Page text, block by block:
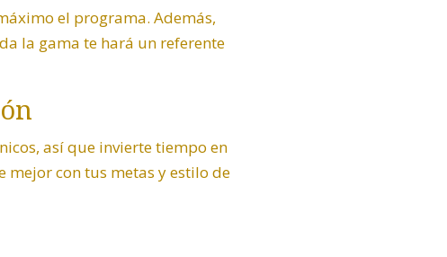
el programa. Además,
la gama te hará un referente
así que invierte tiempo en
mejor con tus metas y estilo de